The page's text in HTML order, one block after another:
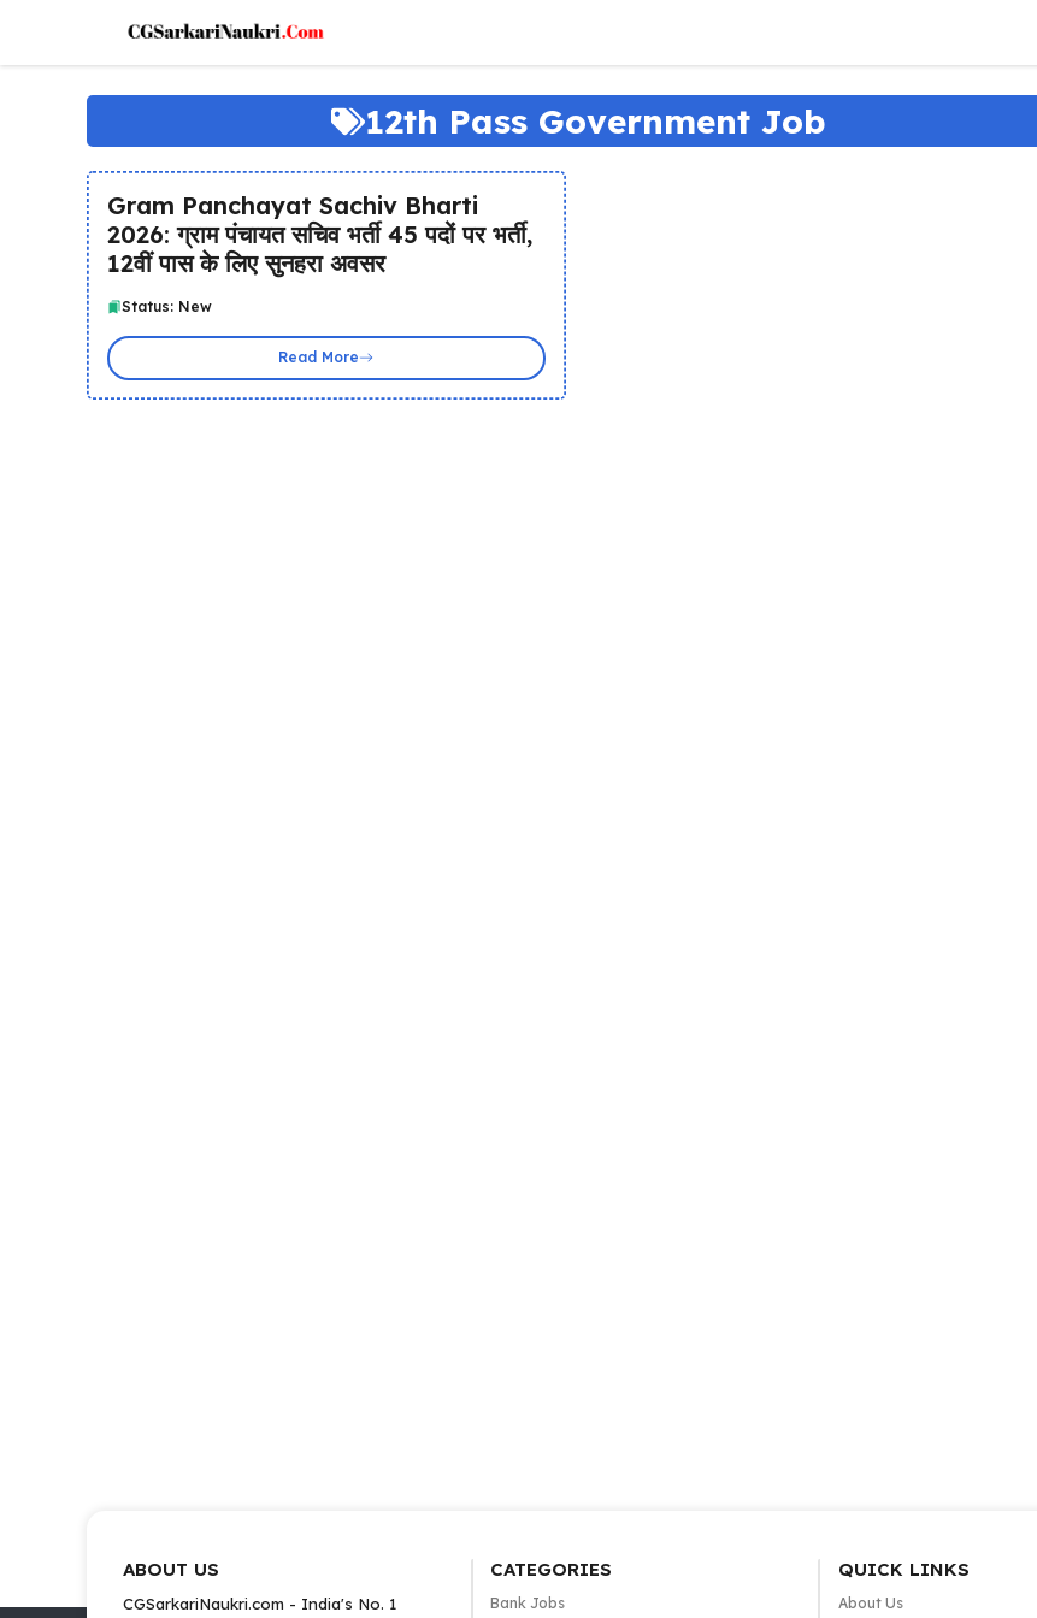
content
12th Pass Government Job
Gram Panchayat Sachiv Bharti
2026: ग्राम पंचायत सचिव भर्ती 45 पदों पर भर्ती,
12वीं पास के लिए सुनहरा अवसर
Status: New
Read More
ABOUT US
CGSarkariNaukri.com - India's No. 1
CATEGORIES
Bank Jobs
QUICK LINKS
About Us